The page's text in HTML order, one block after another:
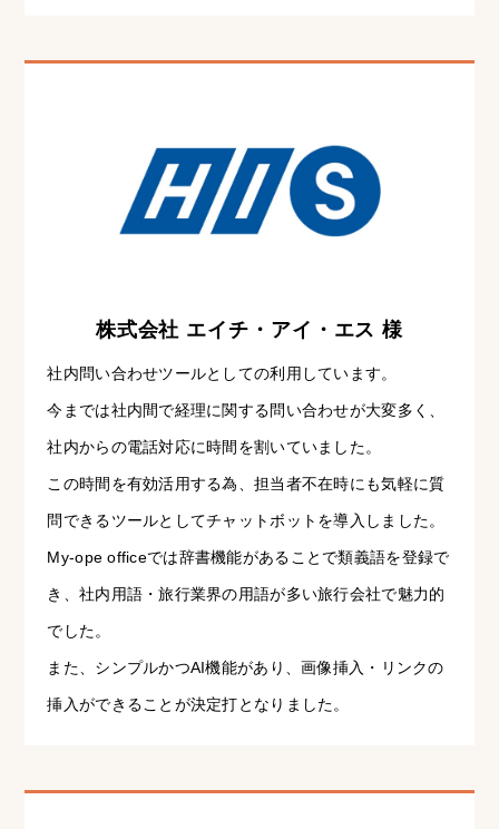
株式会社 エイチ・アイ・エス 様
社内問い合わせツールとしての利用しています。
今までは社内間で経理に関する問い合わせが大変多く、
社内からの電話対応に時間を割いていました。
この時間を有効活用する為、担当者不在時にも気軽に質
問できるツールとしてチャットボットを導入しました。
My-ope officeでは辞書機能があることで類義語を登録で
き、社内用語・旅行業界の用語が多い旅行会社で魅力的
でした。
また、シンプルかつAI機能があり、画像挿入・リンクの
挿入ができることが決定打となりました。